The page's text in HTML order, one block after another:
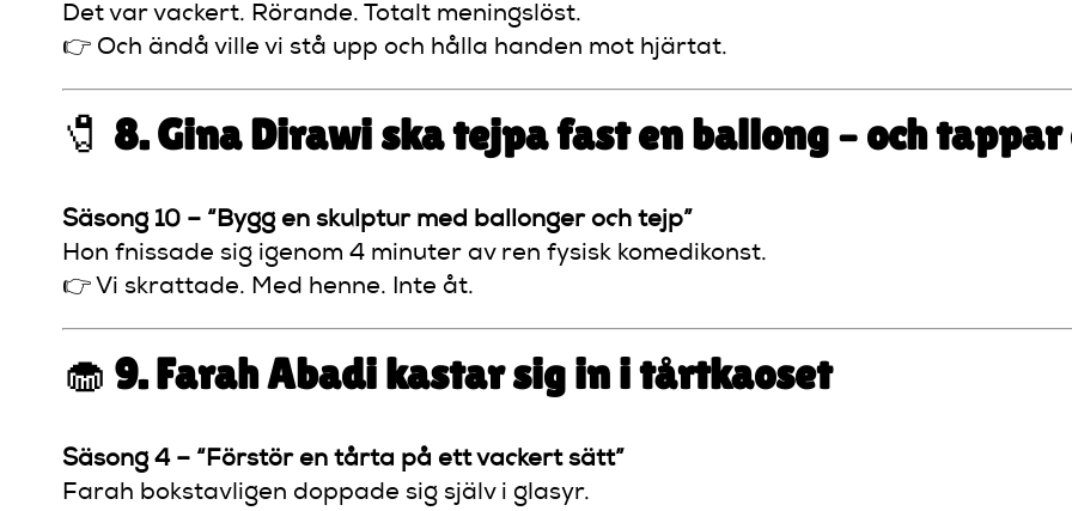
Det var vackert. Rörande. Totalt meningslöst.
👉 Och ändå ville vi stå upp och hålla handen mot hjärtat.
🧷 8. Gina Dirawi ska tejpa fast en ballong – och tappar
Säsong 10 – “Bygg en skulptur med ballonger och tejp”
Hon fnissade sig igenom 4 minuter av ren fysisk komedikonst.
👉 Vi skrattade. Med henne. Inte åt.
🧁 9. Farah Abadi kastar sig in i tårtkaoset
Säsong 4 – “Förstör en tårta på ett vackert sätt”
Farah bokstavligen doppade sig själv i glasyr.